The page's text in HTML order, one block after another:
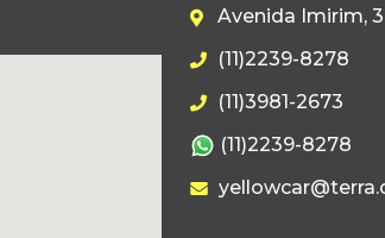
Avenida Imirim,
(11)2239-8278
(11)3981-2673
(11)2239-8278